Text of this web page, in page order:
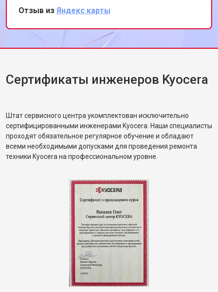
безупречно, очень доволен оперативностью
и качеством обслуживания.
Отзыв из Яндекс карты
Сертификаты инженеров Kyocera
Штат сервисного центра укомплектован исключительно
сертифицированными инженерами Kyocera. Наши специалисты
проходят обязательное регулярное обучение и обладают
всеми необходимыми допусками для проведения ремонта
техники Kyocera на профессиональном уровне.